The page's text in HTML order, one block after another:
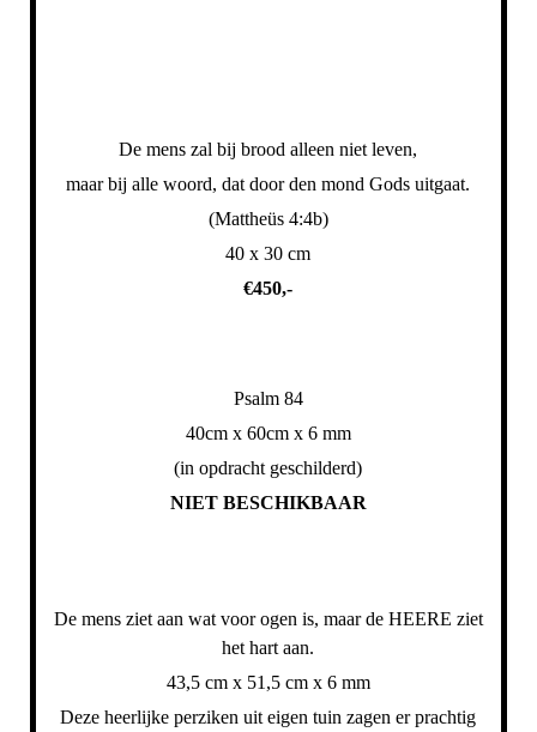
De mens zal bij brood alleen niet leven,
maar bij alle woord, dat door den mond Gods uitgaat.
(Mattheüs 4:4b)
40 x 30 cm
€450,-
Psalm 84
40cm x 60cm x 6 mm
(in opdracht geschilderd)
NIET BESCHIKBAAR
De mens ziet aan wat voor ogen is, maar de HEERE ziet
het hart aan.
43,5 cm x 51,5 cm x 6 mm
Deze heerlijke perziken uit eigen tuin zagen er prachtig